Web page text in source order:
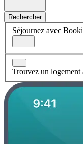
Rechercher
Séjournez avec
Trouvez un